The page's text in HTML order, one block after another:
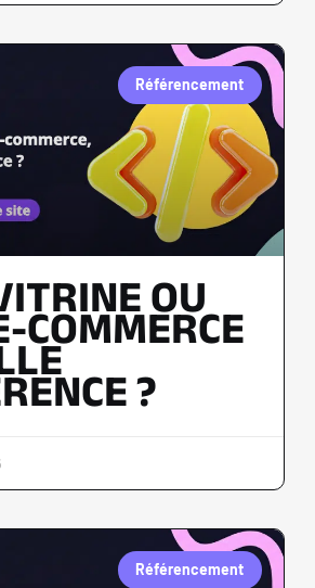
Référencement
OU
COMMERCE
?
Référencement